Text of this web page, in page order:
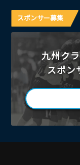
スポンサー募集
九州ク
スポン